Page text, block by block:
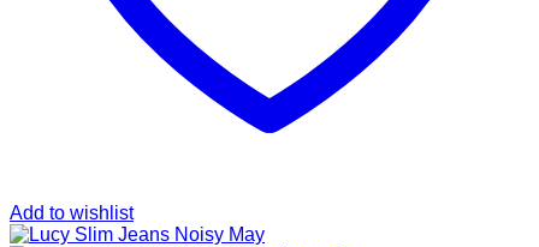
Add to wishlist